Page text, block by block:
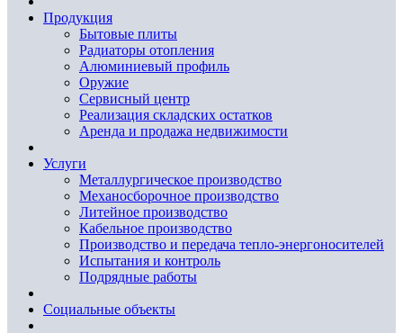
Продукция
Бытовые плиты
Радиаторы отопления
Алюминиевый профиль
Оружие
Сервисный центр
Реализация складских остатков
Аренда и продажа недвижимости
Услуги
Металлургическое производство
Механосборочное производство
Литейное производство
Кабельное производство
Производство и передача тепло-энергоносителей
Испытания и контроль
Подрядные работы
Социальные объекты